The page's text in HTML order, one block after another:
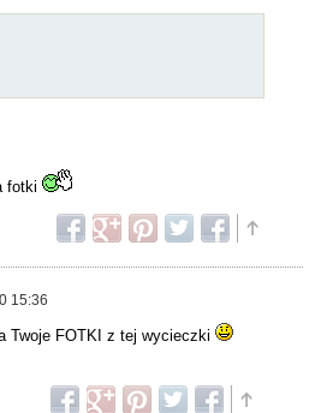
fotki
15:36
Twoje FOTKI z tej wycieczki